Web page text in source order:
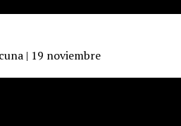
| 19 noviembre